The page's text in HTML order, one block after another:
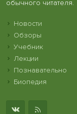
обычного читателя.
Новости
Обзоры
Учебник
Лекции
Познавательно
Биопедия